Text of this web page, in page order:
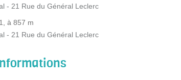
- 21 Rue du Général Leclerc
à 857 m
- 21 Rue du Général Leclerc